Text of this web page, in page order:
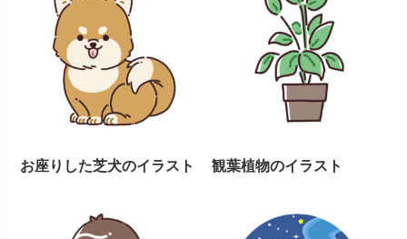
お座りした芝犬のイラスト 観葉植物のイラスト